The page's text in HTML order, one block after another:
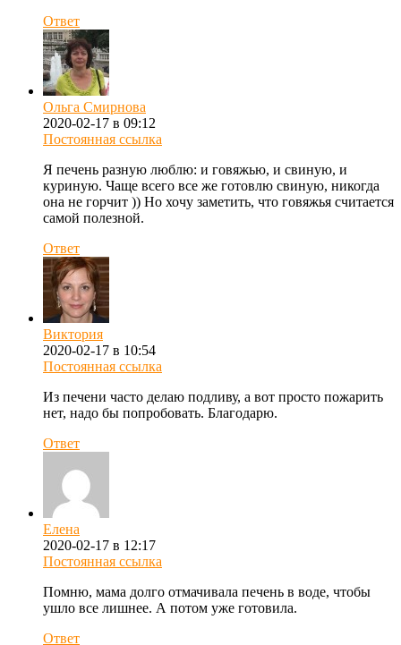
Ответ
Ольга Смирнова
2020-02-17 в 09:12
Постоянная ссылка
Я печень разную люблю: и говяжью, и свиную, и
куриную. Чаще всего все же готовлю свиную, никогда
она не горчит )) Но хочу заметить, что говяжья считается
самой полезной.
Ответ
Виктория
2020-02-17 в 10:54
Постоянная ссылка
Из печени часто делаю подливу, а вот просто пожарить
нет, надо бы попробовать. Благодарю.
Ответ
Елена
2020-02-17 в 12:17
Постоянная ссылка
Помню, мама долго отмачивала печень в воде, чтобы
ушло все лишнее. А потом уже готовила.
Ответ